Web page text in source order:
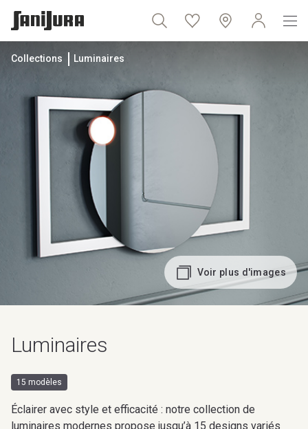
Collections Luminaires
Voir plus d'images
Luminaires
15 modèles
Éclairer avec style et efficacité : notre collection de
luminaires modernes propose jusqu’à 15 designs variés